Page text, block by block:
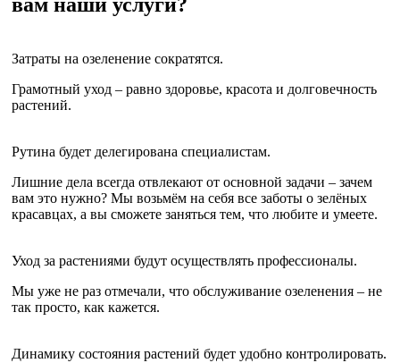
вам наши услуги?
Затраты на озеленение сократятся.
Грамотный уход – равно здоровье, красота и долговечность
растений.
Рутина будет делегирована специалистам.
Лишние дела всегда отвлекают от основной задачи – зачем
вам это нужно? Мы возьмём на себя все заботы о зелёных
красавцах, а вы сможете заняться тем, что любите и умеете.
Уход за растениями будут осуществлять профессионалы.
Мы уже не раз отмечали, что обслуживание озеленения – не
так просто, как кажется.
Динамику состояния растений будет удобно контролировать.